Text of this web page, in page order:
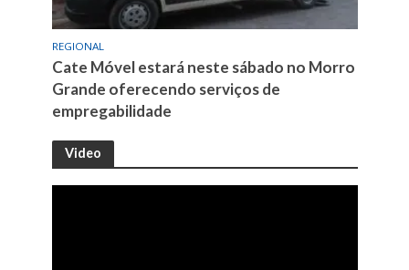
REGIONAL
Cate Móvel estará neste sábado no Morro
Grande oferecendo serviços de
empregabilidade
Video